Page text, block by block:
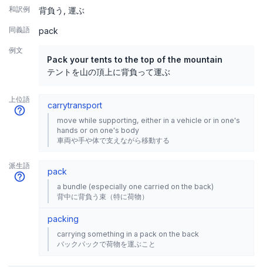
和訳例 背負う 運ぶ
同義語 pack
例文
Pack your tents to the top of the mountain
テントを山の頂上に背負って運ぶ
上位語
carrytransport
move while supporting, either in a vehicle or in one's
hands or on one's body
車両や手や体で支えながら移動する
派生語
pack
a bundle (especially one carried on the back)
背中に背負う束（特に荷物）
packing
carrying something in a pack on the back
バックパックで荷物を運ぶこと